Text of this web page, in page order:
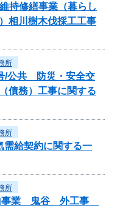
持修繕事業（暮らし
相川樹木伐採工工事
所
/公共 防災・安全交
債務）工事に関する
所
需給契約に関する一
所
山事業 鬼谷 外工事